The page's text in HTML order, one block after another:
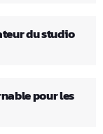
du studio
pour les